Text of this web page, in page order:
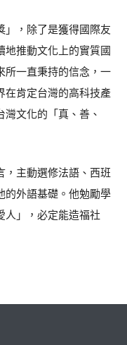
」，除了是獲得國際友
地推動文化上的實質國
所一直秉持的信念，一
在肯定台灣的高科技產
文化的「真、善、
，主動選修法語、西班
的外語基礎。他勉勵學
人」，必定能造福社